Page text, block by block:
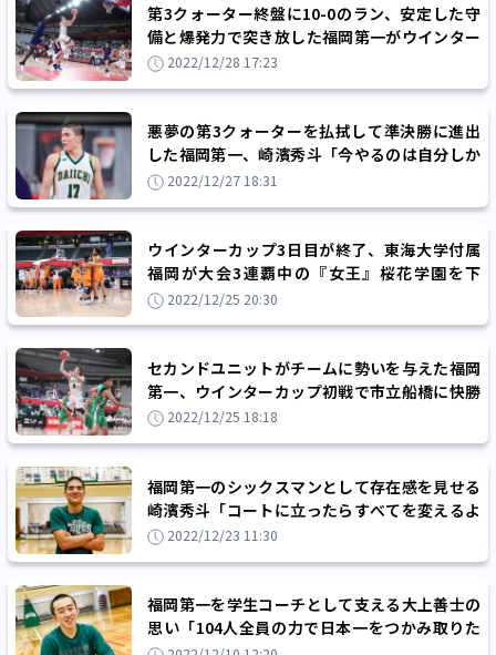
第3クォーター終盤に10-0のラン、安定した守
備と爆発力で突き放した福岡第一がウインター
カップ決勝の舞台へ
2022/12/28 17:23
悪夢の第3クォーターを払拭して準決勝に進出
した福岡第一、崎濱秀斗「今やるのは自分しか
いないという思いでプレーしました」
2022/12/27 18:31
ウインターカップ3日目が終了、東海大学付属
福岡が大会3連覇中の『女王』桜花学園を下
し、初の8強入り！
2022/12/25 20:30
セカンドユニットがチームに勢いを与えた福岡
第一、ウインターカップ初戦で市立船橋に快勝
し3回戦進出
2022/12/25 18:18
福岡第一のシックスマンとして存在感を見せる
崎濱秀斗「コートに立ったらすべてを変えるよ
うな選手になりたい」
2022/12/23 11:30
福岡第一を学生コーチとして支える大上善士の
思い「104人全員の力で日本一をつかみ取りた